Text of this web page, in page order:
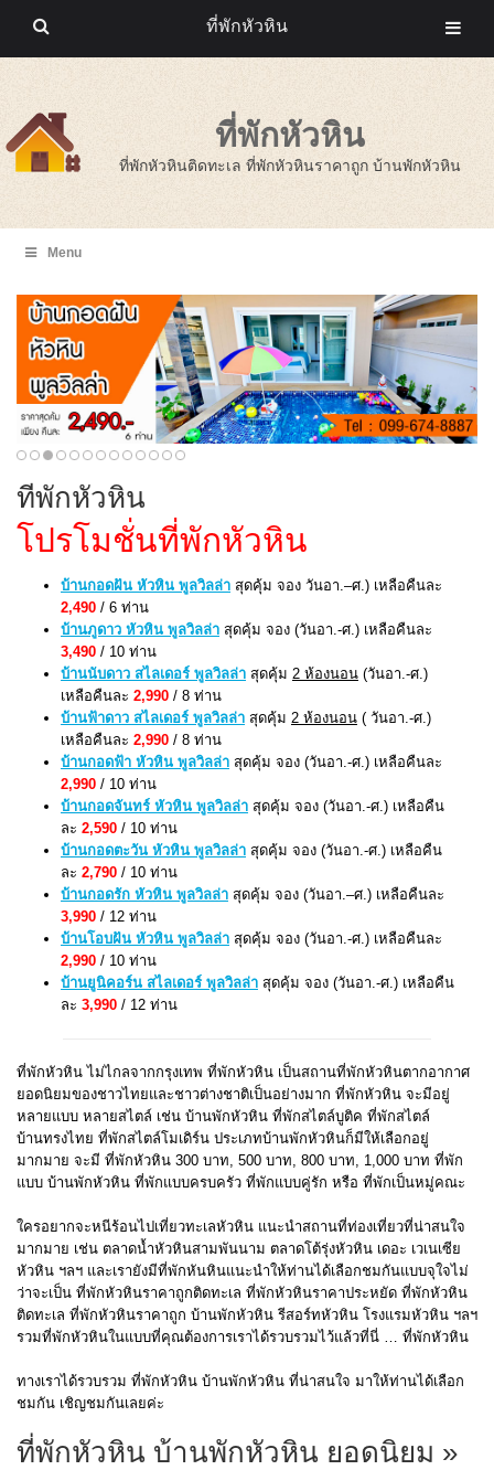
ที่พักหัวหิน
ที่พักหัวหินติดทะเล ที่พักหัวหินราคาถูก บ้านพักหัวหิน
Menu
ที่พักหัวหิน
โปรโมชั่นที่พักหัวหิน
บ้านกอดฝัน หัวหิน พูลวิลล่า สุดคุ้ม จอง วันอา.–ศ.) เหลือคืนละ
2,490 / 6 ท่าน
บ้านภูดาว หัวหิน พูลวิลล่า สุดคุ้ม จอง (วันอา.-ศ.) เหลือคืนละ
3,490 / 10 ท่าน
บ้านนับดาว สไลเดอร์ พูลวิลล่า สุดคุ้ม 2 ห้องนอน (วันอา.-ศ.)
เหลือคืนละ 2,990 / 8 ท่าน
บ้านฟ้าดาว สไลเดอร์ พูลวิลล่า สุดคุ้ม 2 ห้องนอน ( วันอา.-ศ.)
เหลือคืนละ 2,990 / 8 ท่าน
บ้านกอดฟ้า หัวหิน พูลวิลล่า สุดคุ้ม จอง (วันอา.-ศ.) เหลือคืนละ
2,990 / 10 ท่าน
บ้านกอดจันทร์ หัวหิน พูลวิลล่า สุดคุ้ม จอง (วันอา.-ศ.) เหลือคืน
ละ 2,590 / 10 ท่าน
บ้านกอดตะวัน หัวหิน พูลวิลล่า สุดคุ้ม จอง (วันอา.-ศ.) เหลือคืน
ละ 2,790 / 10 ท่าน
บ้านกอดรัก หัวหิน พูลวิลล่า สุดคุ้ม จอง (วันอา.–ศ.) เหลือคืนละ
3,990 / 12 ท่าน
บ้านโอบฝัน หัวหิน พูลวิลล่า สุดคุ้ม จอง (วันอา.-ศ.) เหลือคืนละ
2,990 / 10 ท่าน
บ้านยูนิคอร์น สไลเดอร์ พูลวิลล่า สุดคุ้ม จอง (วันอา.-ศ.) เหลือคืน
ละ 3,990 / 12 ท่าน
ที่พักหัวหิน ไม่ไกลจากกรุงเทพ ที่พักหัวหิน เป็นสถานที่พักหัวหินตากอากาศ
ยอดนิยมของชาวไทยและชาวต่างชาติเป็นอย่างมาก ที่พักหัวหิน จะมีอยู่
หลายแบบ หลายสไตล์ เช่น บ้านพักหัวหิน ที่พักสไตล์บูติค ที่พักสไตล์
บ้านทรงไทย ที่พักสไตล์โมเดิร์น ประเภทบ้านพักหัวหินก็มีให้เลือกอยู่
มากมาย จะมี ที่พักหัวหิน 300 บาท, 500 บาท, 800 บาท, 1,000 บาท ที่พัก
แบบ บ้านพักหัวหิน ที่พักแบบครบครัว ที่พักแบบคู่รัก หรือ ที่พักเป็นหมู่คณะ
ใครอยากจะหนีร้อนไปเที่ยวทะเลหัวหิน แนะนำสถานที่ท่องเที่ยวที่น่าสนใจ
มากมาย เช่น ตลาดน้ำหัวหินสามพันนาม ตลาดโต้รุ่งหัวหิน เดอะ เวเนเซีย
หัวหิน ฯลฯ และเรายังมีที่พักหันหินแนะนำให้ท่านได้เลือกชมกันแบบจุใจไม่
ว่าจะเป็น ที่พักหัวหินราคาถูกติดทะเล ที่พักหัวหินราคาประหยัด ที่พักหัวหิน
ติดทะเล ที่พักหัวหินราคาถูก บ้านพักหัวหิน รีสอร์ทหัวหิน โรงแรมหัวหิน ฯลฯ
รวมที่พักหัวหินในแบบที่คุณต้องการเราได้รวบรวมไว้แล้วที่นี่ … ที่พักหัวหิน
ทางเราได้รวบรวม ที่พักหัวหิน บ้านพักหัวหิน ที่น่าสนใจ มาให้ท่านได้เลือก
ชมกัน เชิญชมกันเลยค่ะ
ที่พักหัวหิน บ้านพักหัวหิน ยอดนิยม »
ที่พักหัวหิน